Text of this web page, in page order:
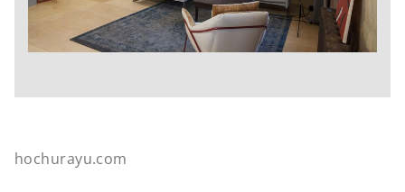
hochurayu.com